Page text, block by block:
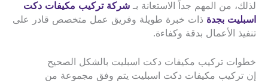
لذلك، من المهم جداً الاستعانة بـ شركة تركيب مكيفات دكت
اسبليت بجدة ذات خبرة طويلة وفريق عمل متخصص قادر على
تنفيذ الأعمال بدقة وكفاءة.
خطوات تركيب مكيفات دكت اسبليت بالشكل الصحيح
إن تركيب مكيفات دكت اسبليت يتم وفق مجموعة من